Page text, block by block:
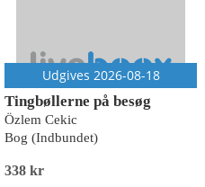
Udgives 2026-08-18
Tingbøllerne på besøg
Özlem Cekic
Bog (Indbundet)
338 kr